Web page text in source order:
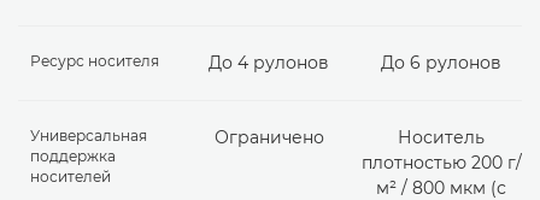
Ресурс носителя До 4 рулонов До 6 рулонов
Универсальная
поддержка
носителей
Ограничено
Носитель
плотностью 200 г/
м² / 800 мкм (с